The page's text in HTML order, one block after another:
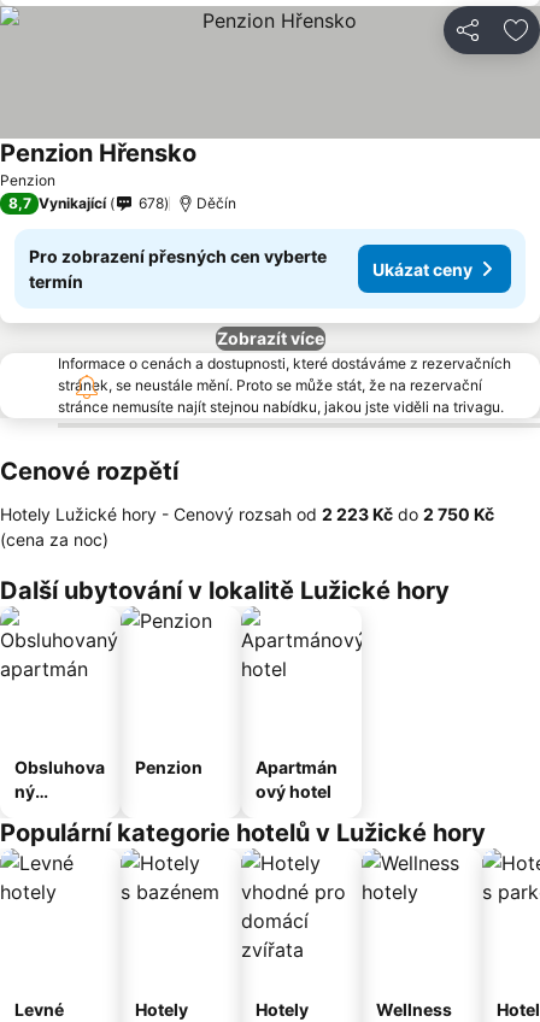
Sdílet
Penzion
Penzion Hřensko
8,7 Vynikající 678 Děčín
Pro zobrazení přesných cen vyberte
termín
Ukázat ceny
Zobrazít více
Informace o cenách a dostupnosti, které dostáváme z rezervačních
stránek, se neustále mění. Proto se může stát, že na rezervační
stránce nemusíte najít stejnou nabídku, jakou jste viděli na trivagu.
Cenové rozpětí
Hotely Lužické hory - Cenový rozsah od ‎2 223 Kč do ‎2 750 Kč
(cena za noc)
Další ubytování v lokalitě Lužické hory
Obsluhova
ný
Penzion
Apartmán
ový hotel
Populární kategorie hotelů v Lužické hory
Levné
Hotely
Hotely
Wellness